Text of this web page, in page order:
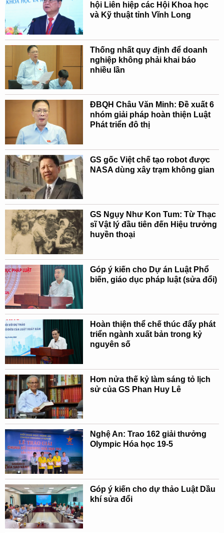
hội Liên hiệp các Hội Khoa học
và Kỹ thuật tỉnh Vĩnh Long
Thống nhất quy định để doanh
nghiệp không phải khai báo
nhiều lần
ĐBQH Châu Văn Minh: Đề xuất 6
nhóm giải pháp hoàn thiện Luật
Phát triển đô thị
GS gốc Việt chế tạo robot được
NASA dùng xây trạm không gian
GS Ngụy Như Kon Tum: Từ Thạc
sĩ Vật lý đầu tiên đến Hiệu trưởng
huyền thoại
Góp ý kiến cho Dự án Luật Phổ
biến, giáo dục pháp luật (sửa đổi)
Hoàn thiện thể chế thúc đẩy phát
triển ngành xuất bản trong kỷ
nguyên số
Hơn nửa thế kỷ làm sáng tỏ lịch
sử của GS Phan Huy Lê
Nghệ An: Trao 162 giải thưởng
Olympic Hóa học 19-5
Góp ý kiến cho dự thảo Luật Dầu
khí sửa đổi